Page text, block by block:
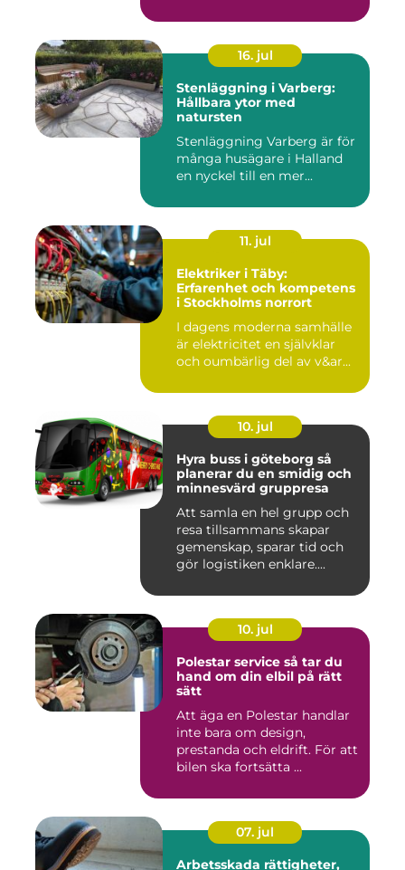
16. jul
Stenläggning i Varberg:
Hållbara ytor med
natursten
Stenläggning Varberg är för
många husägare i Halland
en nyckel till en mer...
11. jul
Elektriker i Täby:
Erfarenhet och kompetens
i Stockholms norrort
I dagens moderna samhälle
är elektricitet en självklar
och oumbärlig del av v&ar...
10. jul
Hyra buss i göteborg så
planerar du en smidig och
minnesvärd gruppresa
Att samla en hel grupp och
resa tillsammans skapar
gemenskap, sparar tid och
gör logistiken enklare....
10. jul
Polestar service så tar du
hand om din elbil på rätt
sätt
Att äga en Polestar handlar
inte bara om design,
prestanda och eldrift. För att
bilen ska fortsätta ...
07. jul
Arbetsskada rättigheter,